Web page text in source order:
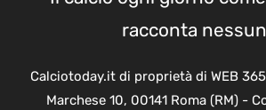
racconta
Calciotoday.it di proprietà di WEB
Marchese 10, 00141 Roma (RM) -